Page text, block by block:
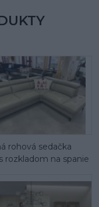
rohová sedačka
rozkladom na spanie